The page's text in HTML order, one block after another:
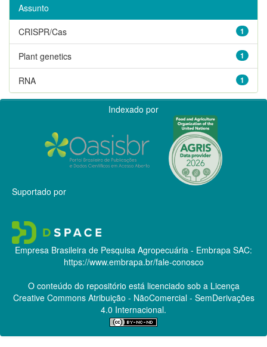
Assunto
1
CRISPR/Cas
1
Plant genetics
1
RNA
Indexado por
Suportado por
Empresa Brasileira de Pesquisa Agropecuária - Embrapa SAC:
https://www.embrapa.br/fale-conosco
O conteúdo do repositório está licenciado sob a Licença
Creative CommonsAtribuição - NãoComercial - SemDerivações
4.0 Internacional.